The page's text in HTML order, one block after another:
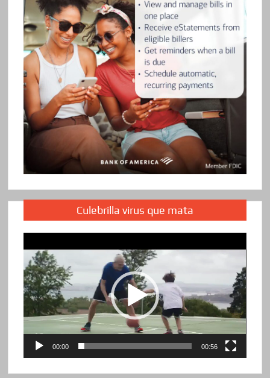
Culebrilla virus que mata
de
vídeo
00:00 00:56